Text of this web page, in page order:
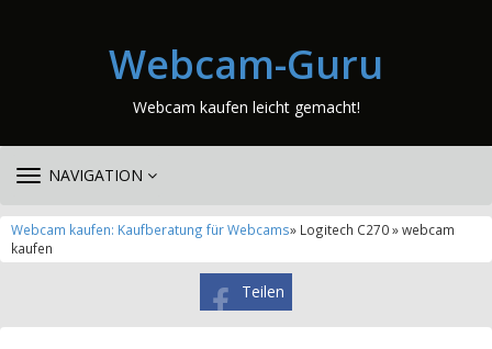
Webcam-Guru
Webcam kaufen leicht gemacht!
TOGGLE
NAVIGATION
Webcam kaufen: Kaufberatung für Webcams» Logitech C270 » webcam
kaufen
Teilen